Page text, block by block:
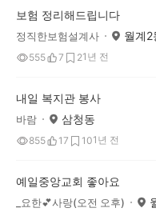
보험 정리해드립니다
정직한보험설계사 월계2
555 7 21년 전
내일 복지관 봉사
바람 삼청동
855 17 101년 전
예일중앙교회 좋아요
_요한💕사랑(오전 오후)